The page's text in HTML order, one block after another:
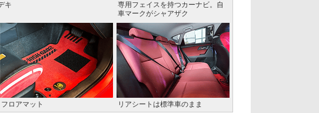
キ
専用フェイスを持つカーナビ。自
車マークがシャアザク
フロアマット リアシートは標準車のまま